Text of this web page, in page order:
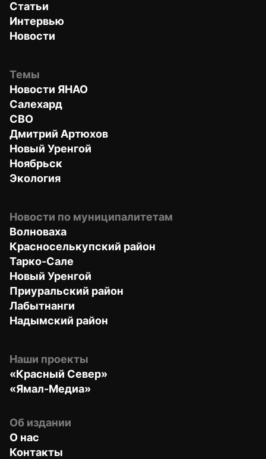
Статьи
Интервью
Новости
Темы
Новости ЯНАО
Салехард
СВО
Дмитрий Артюхов
Новый Уренгой
Ноябрьск
Экология
Новости по муниципалитетам
Волноваха
Красноселькупский район
Тарко-Сале
Новый Уренгой
Приуральский район
Лабытнанги
Надымский район
Наши проекты
«Красный Север»
«Ямал-Медиа»
Об издании
О нас
Контакты